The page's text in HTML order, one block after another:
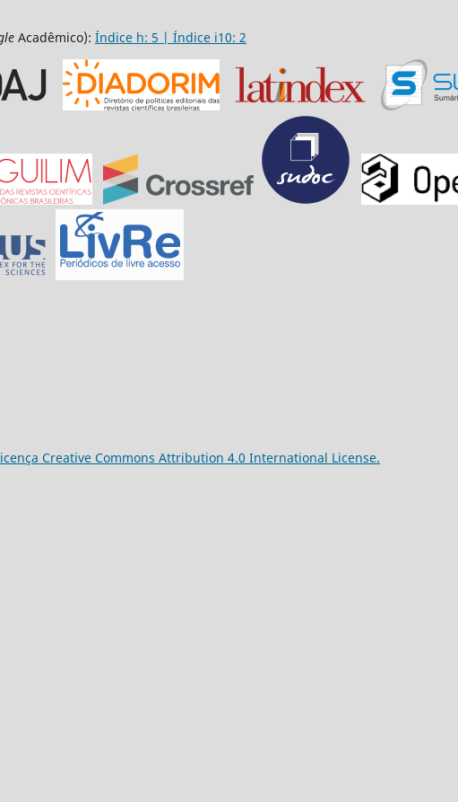
Acadêmico): Índice h: 5 | Índice i10: 2
Creative Commons Attribution 4.0 International License.